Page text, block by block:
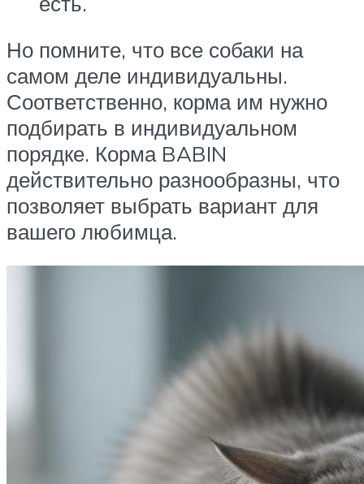
Но помните, что все собаки на
самом деле индивидуальны.
Соответственно, корма им нужно
подбирать в индивидуальном
порядке. Корма BABIN
действительно разнообразны, что
позволяет выбрать вариант для
вашего любимца.